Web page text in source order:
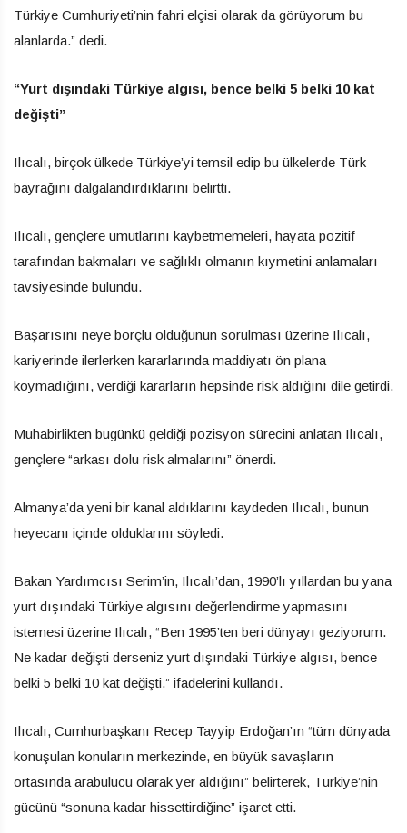
Türkiye Cumhuriyeti’nin fahri elçisi olarak da görüyorum bu
alanlarda.” dedi.
“Yurt dışındaki Türkiye algısı, bence belki 5 belki 10 kat
değişti”
Ilıcalı, birçok ülkede Türkiye’yi temsil edip bu ülkelerde Türk
bayrağını dalgalandırdıklarını belirtti.
Ilıcalı, gençlere umutlarını kaybetmemeleri, hayata pozitif
tarafından bakmaları ve sağlıklı olmanın kıymetini anlamaları
tavsiyesinde bulundu.
Başarısını neye borçlu olduğunun sorulması üzerine Ilıcalı,
kariyerinde ilerlerken kararlarında maddiyatı ön plana
koymadığını, verdiği kararların hepsinde risk aldığını dile getirdi.
Muhabirlikten bugünkü geldiği pozisyon sürecini anlatan Ilıcalı,
gençlere “arkası dolu risk almalarını” önerdi.
Almanya’da yeni bir kanal aldıklarını kaydeden Ilıcalı, bunun
heyecanı içinde olduklarını söyledi.
Bakan Yardımcısı Serim’in, Ilıcalı’dan, 1990’lı yıllardan bu yana
yurt dışındaki Türkiye algısını değerlendirme yapmasını
istemesi üzerine Ilıcalı, “Ben 1995’ten beri dünyayı geziyorum.
Ne kadar değişti derseniz yurt dışındaki Türkiye algısı, bence
belki 5 belki 10 kat değişti.” ifadelerini kullandı.
Ilıcalı, Cumhurbaşkanı Recep Tayyip Erdoğan’ın “tüm dünyada
konuşulan konuların merkezinde, en büyük savaşların
ortasında arabulucu olarak yer aldığını” belirterek, Türkiye’nin
gücünü “sonuna kadar hissettirdiğine” işaret etti.